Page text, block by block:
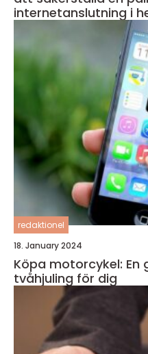
internetanslutning i
redaktionel
18. January 2024
Köpa motorcykel:
tvåhjuling för dig